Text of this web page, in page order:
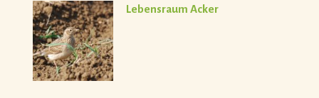
Lebensraum Acker